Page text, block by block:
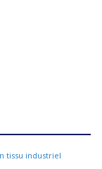
tissu industriel